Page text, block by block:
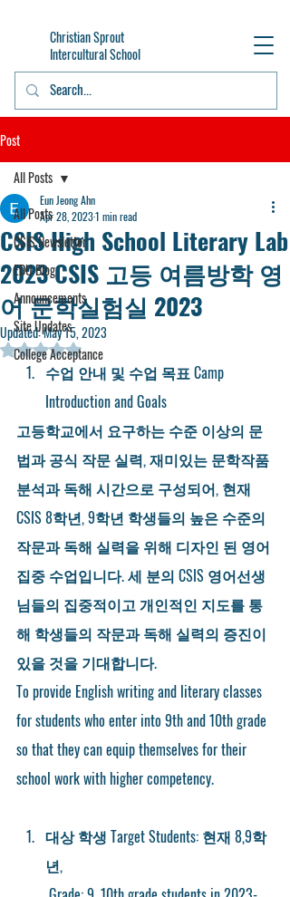
Christian Sprout
Intercultural School
Post
All Posts
CSIS Newsletter
EDU Blog
Announcements
Site Updates
College Acceptance
All Posts
CSIS High School Literary Lab
2023 CSIS 고등 여름방학 영
어 문학실험실 2023
Eun Jeong Ahn
Apr 28, 20231 min read
Updated:May 15, 2023
Rated NaN out of 5 stars.
수업 안내 및 수업 목표 Camp
Introduction and Goals
고등학교에서 요구하는 수준 이상의 문
법과 공식 작문 실력, 재미있는 문학작품
분석과 독해 시간으로 구성되어, 현재
CSIS 8학년, 9학년 학생들의 높은 수준의
작문과 독해 실력을 위해 디자인 된 영어
집중 수업입니다. 세 분의 CSIS 영어선생
님들의 집중적이고 개인적인 지도를 통
해 학생들의 작문과 독해 실력의 증진이
있을 것을 기대합니다.
To provide English writing and literary classes
for students who enter into 9th and 10th grade
so that they can equip themselves for their
school work with higher competency.
대상 학생 Target Students: 현재 8,9학
년,